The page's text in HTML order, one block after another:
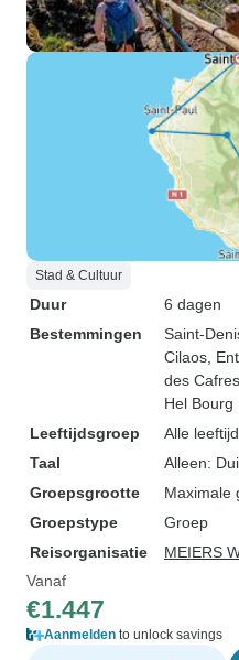
Stad & Cultuur
Duur
6 dagen
Bestemmingen
Saint-
Cilaos ,
des Cafres
Hel Bourg
Leeftijdsgroep
Alle
Taal
Alleen:
Groepsgrootte
Maximale
Groepstype
Groep
Reisorganisatie
MEIERS
Vanaf
€1.447
Aanmelden to unlock savings